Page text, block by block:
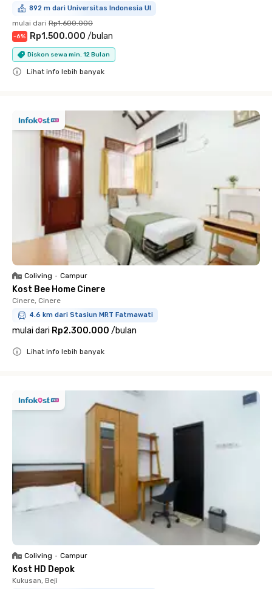
892 m dari Universitas Indonesia UI
mulai dari Rp1.600.000
-6% Rp1.500.000 /bulan
Diskon sewa min. 12 Bulan
Lihat info lebih banyak
Coliving • Campur
Kost Bee Home Cinere
Cinere, Cinere
4.6 km dari Stasiun MRT Fatmawati
mulai dari Rp2.300.000 /bulan
Lihat info lebih banyak
Coliving • Campur
Kost HD Depok
Kukusan, Beji